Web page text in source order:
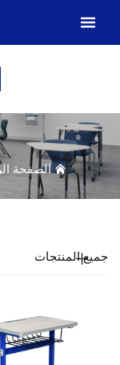
الصفحة
جميع المنتجات